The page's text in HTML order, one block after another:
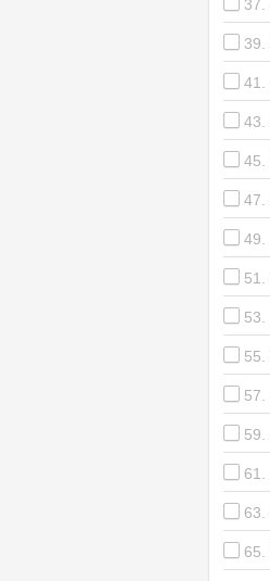
37.
39.
41.
43.
45.
47.
49.
51.
53.
55.
57.
59.
61.
63.
65.